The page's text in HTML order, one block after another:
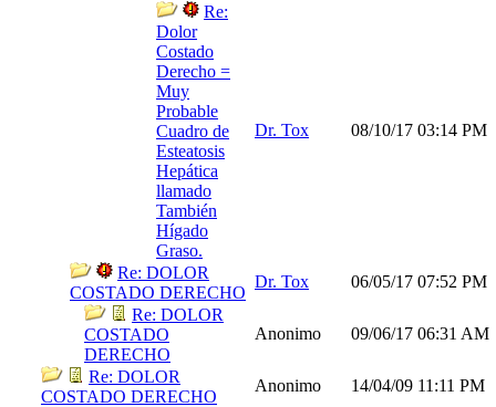
Re:
Dolor
Costado
Derecho =
Muy
Probable
Cuadro de
Esteatosis
Hepática
llamado
También
Hígado
Graso.
Dr. Tox 08/10/17 03:14 PM
Re: DOLOR
COSTADO DERECHO
Dr. Tox 06/05/17 07:52 PM
Re: DOLOR
COSTADO
DERECHO
Anonimo 09/06/17 06:31 AM
Re: DOLOR
COSTADO DERECHO
Anonimo 14/04/09 11:11 PM